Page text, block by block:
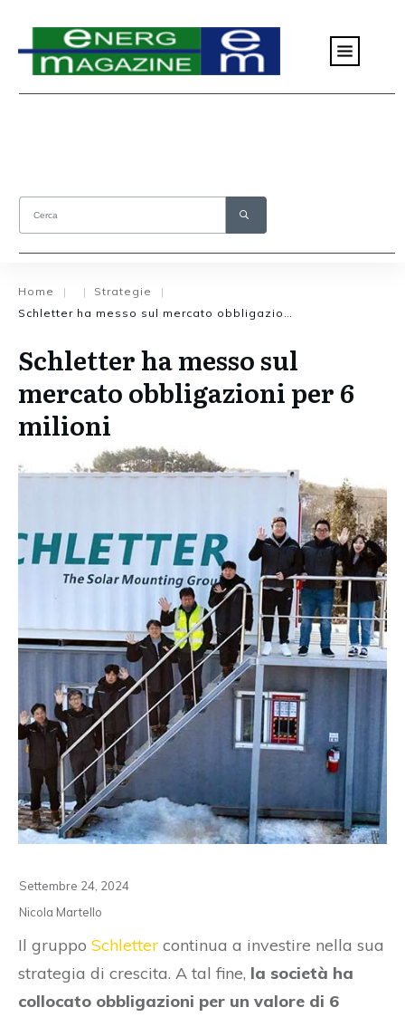
Home | | Strategie
|
Schletter ha messo sul
mercato obbligazioni per 6
milioni
Settembre 24, 2024
Nicola Martello
Il gruppo Schletter continua a investire nella sua
strategia di crescita. A tal fine, la società ha
collocato obbligazioni per un valore di 6